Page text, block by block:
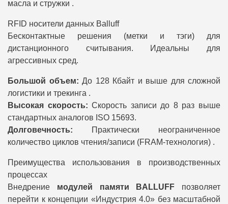
масла и стружки .
RFID носители данных Balluff
Бесконтактные решения (метки и тэги) для
дистанционного считывания. Идеальны для
агрессивных сред.
Большой объем: До 128 Кбайт и выше для сложной
логистики и трекинга .
Высокая скорость: Скорость записи до 8 раз выше
стандартных аналогов ISO 15693.
Долговечность: Практически неограниченное
количество циклов чтения/записи (FRAM-технология) .
Преимущества использования в производственных
процессах
Внедрение модулей памяти BALLUFF позволяет
перейти к концепции «Индустрия 4.0» без масштабной